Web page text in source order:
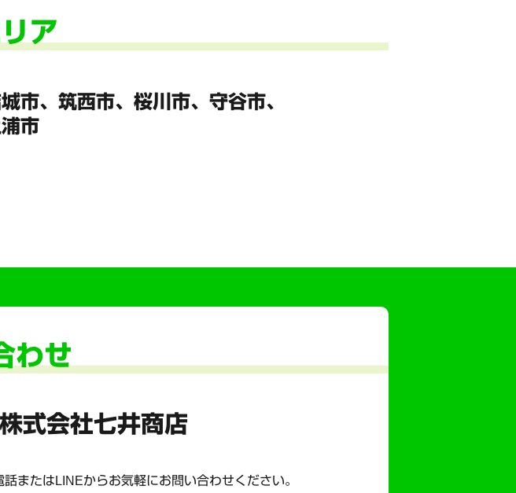
ア
市、筑西市、桜川市、 守谷市、
市
わせ
式会社七井商店
またはLINEからお気軽にお問い合わせください。